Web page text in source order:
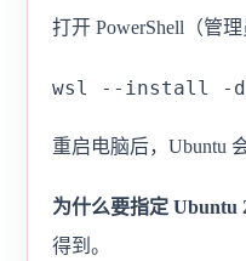
打开 PowerShell（管理
wsl --install -d
重启电脑后，Ubuntu
为什么要指定 Ubuntu
得到。